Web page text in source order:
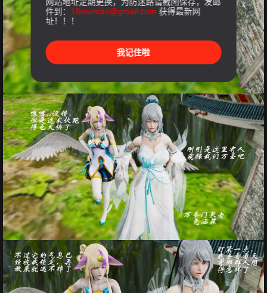
件到： 18rouman@gmail.com 获得最新网
址！！！
我记住啦